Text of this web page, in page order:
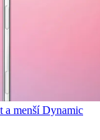
a menší Dynamic